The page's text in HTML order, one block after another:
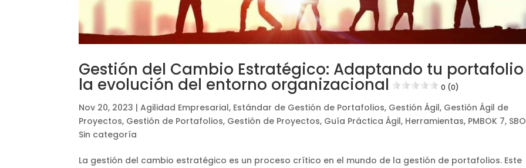
Gestión del Cambio Estratégico: Adaptando tu
la evolución del entorno organizacional 0 (0)
Nov 20, 2023 |Agilidad Empresarial, Estándar de Gestión de Portafolios, Gestión Ágil, Gestión Ágil de
Proyectos, Gestión de Portafolios, Gestión de Proyectos, Guía Práctica Ágil, Herramientas, PMBOK 7,
Sin categoría
La gestión del cambio estratégico es un proceso crítico en el mundo de la gestión de portafolios. Este